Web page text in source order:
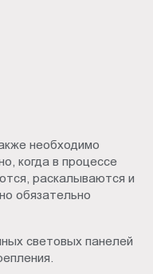
необходимо
когда в процессе
раскалываются и
обязательно
световых панелей